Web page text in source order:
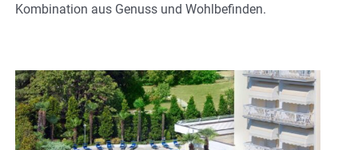
Kombination aus Genuss und Wohlbefinden.